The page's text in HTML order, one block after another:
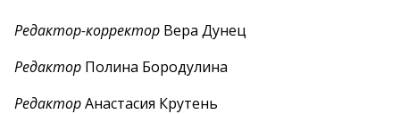
Редактор-корректор Вера Дунец
Редактор Полина Бородулина
РедакторАнастасия Крутень